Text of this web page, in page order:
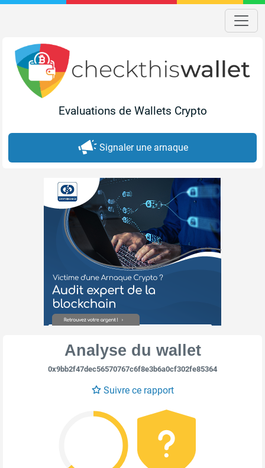
Evaluations de Wallets Crypto
Signaler une arnaque
Analyse du wallet
0x9bb2f47dec56570767c6f8e3b6a0cf302fe85364
Suivre ce rapport